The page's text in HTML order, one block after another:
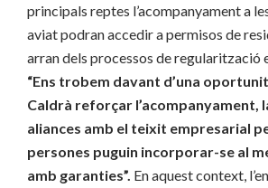
principals reptes l’acompanyament a
aviat podran accedir a permisos de
arran dels processos de regularització
“Ens trobem davant d’una
Caldrà reforçar l’acompanyament,
aliances amb el teixit empresarial
persones puguin incorporar-se al
amb garanties”. En aquest context,